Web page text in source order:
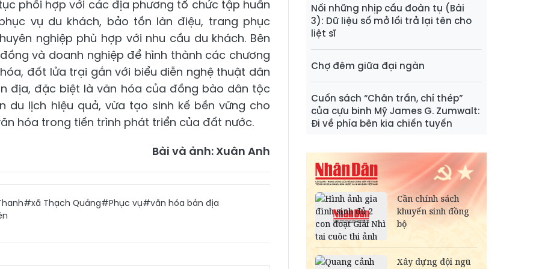
phối hợp với các địa phương tổ chức tập huấn
vụ du khách, bảo tồn làn điệu, trang phục
nghiệp phù hợp với nhu cầu du khách. Bên
và doanh nghiệp để hình thành các chương
đốt lửa trại gắn với biểu diễn nghệ thuật dân
địa, đặc biệt là văn hóa của đồng bào dân tộc
du lịch hiệu quả, vừa tạo sinh kế bền vững cho
hóa trong tiến trình phát triển của đất nước.
Bài và ảnh: Xuân Anh
#xã Thạch Quảng#Phục vụ#văn hóa bản địa
Nối những nhịp cầu đoàn tụ (Bài
3): Dữ liệu số mở lối trả lại tên cho
liệt sĩ
Chợ đêm giữa đại ngàn
Cuốn sách “Chân trần, chí thép”
của cựu binh Mỹ James G. Zumwalt:
Đi về phía bên kia chiến tuyến